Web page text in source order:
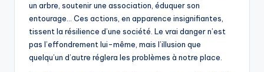
un arbre, soutenir une association, éduquer son
entourage… Ces actions, en apparence insignifiantes,
tissent la résilience d’une société. Le vrai danger n’est
pas l’effondrement lui-même, mais l’illusion que
quelqu’un d’autre réglera les problèmes à notre place.